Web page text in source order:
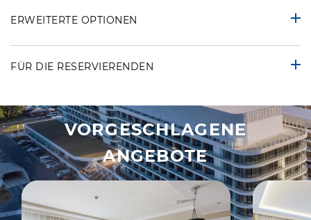
ERWEITERTE OPTIONEN
FÜR DIE RESERVIERENDEN
VORGESCHLAGENE
ANGEBOTE